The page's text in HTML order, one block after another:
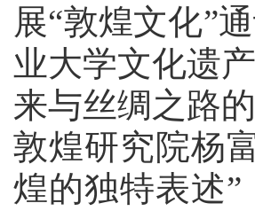
展“敦煌文化”
业大学文化遗
来与丝绸之路
敦煌研究院杨
煌的独特表述